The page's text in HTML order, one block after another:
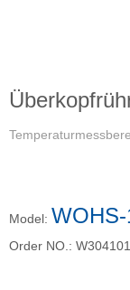
Model:
Order NO.: